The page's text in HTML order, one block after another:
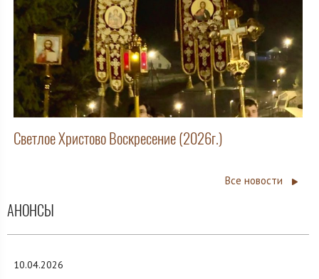
Светлое Христово Воскресение (2026г.)
Все новости
АНОНСЫ
10.04.2026